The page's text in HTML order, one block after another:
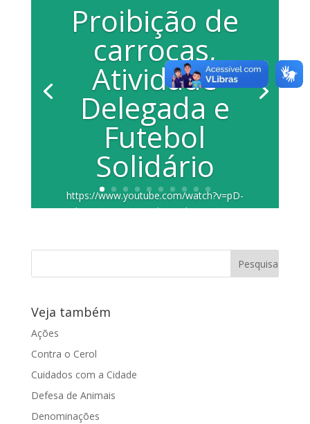
Proibição de
carroças,
Atividade
Delegada e
Futebol
Solidário
https://www.youtube.com/watch?v=pD-
GhC54jac A vereadora Juliana Damus
Veja também
Ações
Contra o Cerol
Cuidados com a Cidade
Defesa de Animais
Denominações